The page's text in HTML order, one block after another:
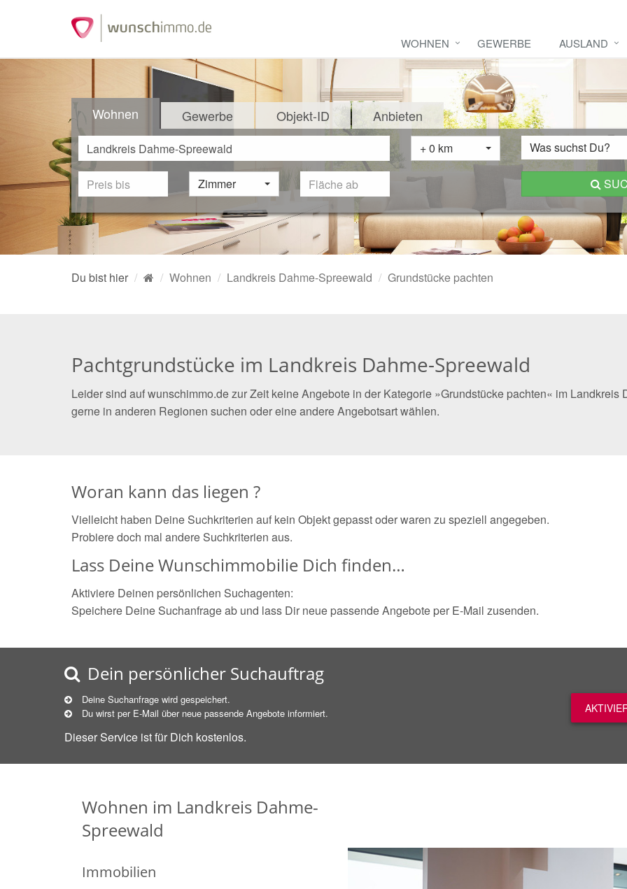
WOHNEN GEWERBE AUSLAND
Wohnen Gewerbe Objekt-ID Anbieten
+ 0 km Was suchst Du?
Zimmer
Du bist hier Wohnen Landkreis Dahme-Spreewald Grundstücke pachten
Pachtgrundstücke im Landkreis Dahme-Spreewald
Leider sind auf wunschimmo.de zur Zeit keine Angebote in der Kategorie »Grundstücke pachten« im
gerne in anderen Regionen suchen oder eine andere Angebotsart wählen.
Woran kann das liegen ?
Vielleicht haben Deine Suchkriterien auf kein Objekt gepasst oder waren zu speziell angegeben.
Probiere doch mal andere Suchkriterien aus.
Lass Deine Wunschimmobilie Dich finden…
Aktiviere Deinen persönlichen Suchagenten:
Speichere Deine Suchanfrage ab und lass Dir neue passende Angebote per E-Mail zusenden.
Dein persönlicher Suchauftrag
Deine Suchanfrage wird gespeichert.
Du wirst per E-Mail über neue passende Angebote informiert.
Dieser Service ist für Dich kostenlos.
Wohnen im Landkreis Dahme-
Spreewald
Immobilien